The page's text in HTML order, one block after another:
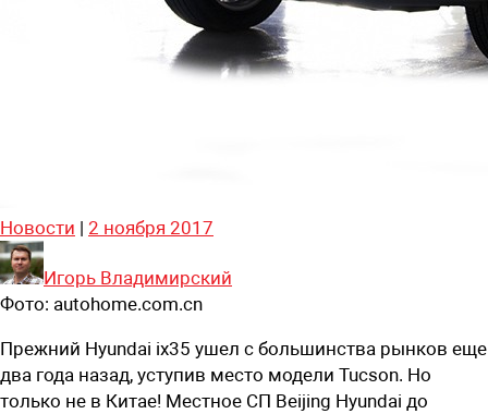
Новости | 2 ноября 2017
Игорь Владимирский
Фото: autohome.com.cn
Прежний Hyundai ix35 ушел с большинства рынков еще
два года назад, уступив место модели Tucson. Но
только не в Китае! Местное СП Beijing Hyundai до